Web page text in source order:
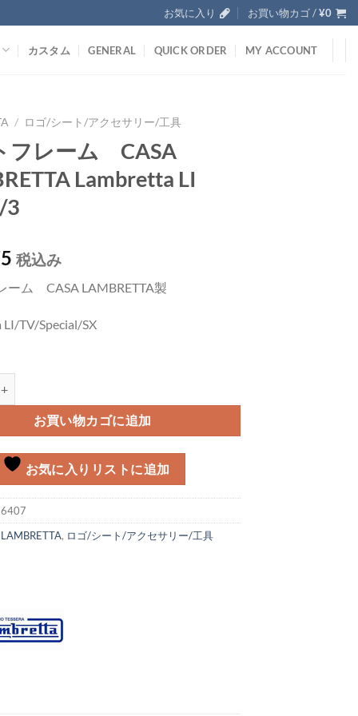
お気に入り お買い物カゴ /¥0
カスタム GENERAL QUICK ORDER MY ACCOUNT
/ ロゴ/シート/アクセサリー/工具
フレーム CASA
Lambretta LI
3
税込み
ーム CASA LAMBRETTA製
TV/Special/SX
お買い物カゴに追加
お気に入りリストに追加
6407
LAMBRETTA, ロゴ/シート/アクセサリー/工具